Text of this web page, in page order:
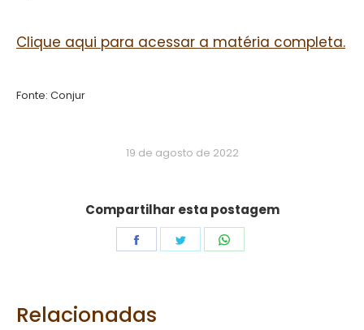
Clique aqui para acessar a matéria completa.
Fonte: Conjur
19 de agosto de 2022
Compartilhar esta postagem
Share
Share
Relacionadas